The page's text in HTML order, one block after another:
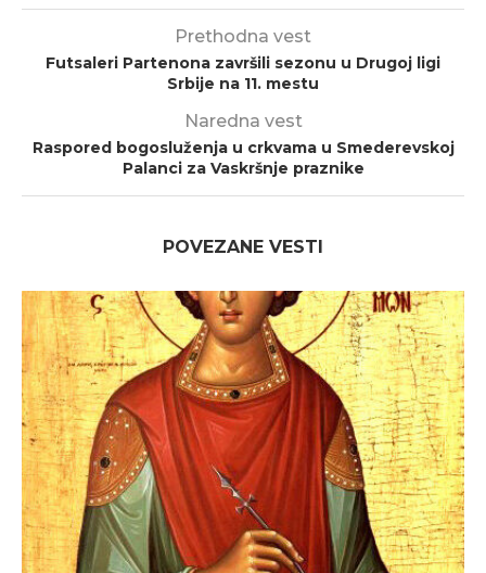
Prethodna vest
Futsaleri Partenona završili sezonu u Drugoj ligi
Srbije na 11. mestu
Naredna vest
Raspored bogosluženja u crkvama u Smederevskoj
Palanci za Vaskršnje praznike
POVEZANE VESTI